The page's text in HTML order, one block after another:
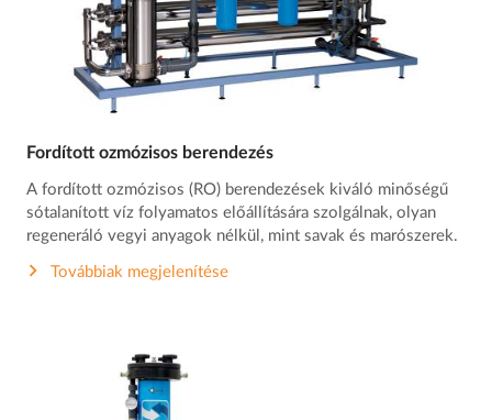
Fordított ozmózisos berendezés
A fordított ozmózisos (RO) berendezések kiváló minőségű
sótalanított víz folyamatos előállítására szolgálnak, olyan
regeneráló vegyi anyagok nélkül, mint savak és marószerek.
Továbbiak megjelenítése